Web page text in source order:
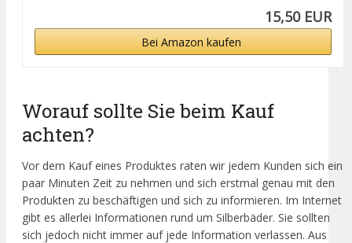
15,50 EUR
Bei Amazon kaufen
Worauf sollte Sie beim Kauf
achten?
Vor dem Kauf eines Produktes raten wir jedem Kunden sich ein
paar Minuten Zeit zu nehmen und sich erstmal genau mit den
Produkten zu beschäftigen und sich zu informieren. Im Internet
gibt es allerlei Informationen rund um Silberbäder. Sie sollten
sich jedoch nicht immer auf jede Information verlassen. Aus